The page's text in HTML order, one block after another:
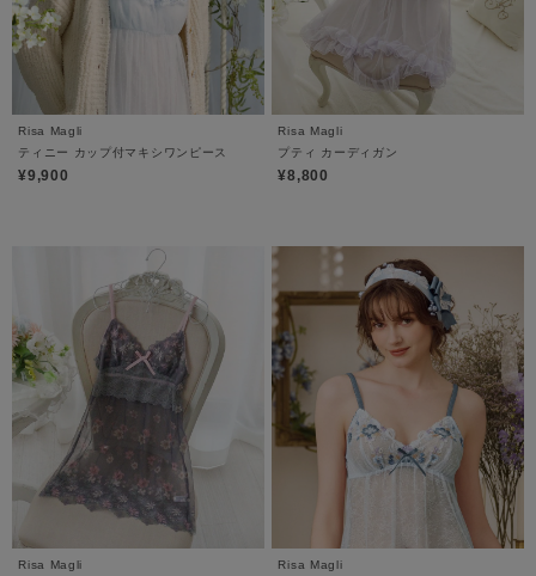
Risa Magli
ティニー カップ付マキシワンピース
¥9,900
Risa Magli
プティ カーディガン
¥8,800
Risa Magli
Risa Magli